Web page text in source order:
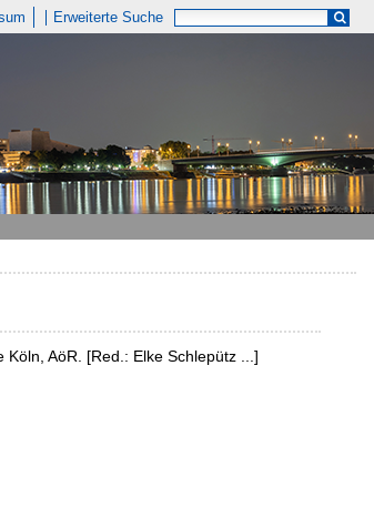
Erweiterte Suche
AöR. [Red.: Elke Schlepütz ...]